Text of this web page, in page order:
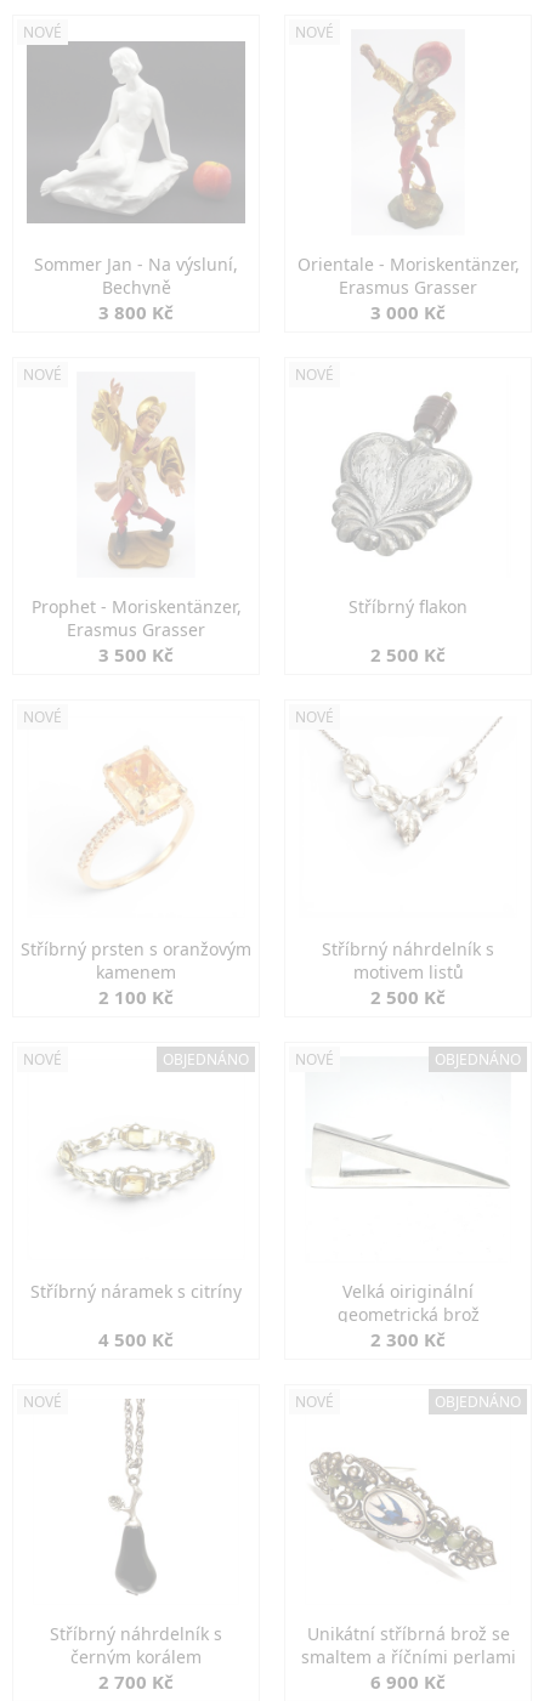
NOVÉ
Sommer Jan - Na výsluní,
Bechyně
3 800 Kč
NOVÉ
Orientale - Moriskentänzer,
Erasmus Grasser
3 000 Kč
NOVÉ
Prophet - Moriskentänzer,
Erasmus Grasser
3 500 Kč
NOVÉ
Stříbrný flakon
2 500 Kč
NOVÉ
Stříbrný prsten s oranžovým
kamenem
2 100 Kč
NOVÉ
Stříbrný náhrdelník s
motivem listů
2 500 Kč
NOVÉ OBJEDNÁNO
Stříbrný náramek s citríny
4 500 Kč
NOVÉ OBJEDNÁNO
Velká oiriginální
geometrická brož
2 300 Kč
NOVÉ
Stříbrný náhrdelník s
černým korálem
2 700 Kč
NOVÉ OBJEDNÁNO
Unikátní stříbrná brož se
smaltem a říčními perlami
6 900 Kč